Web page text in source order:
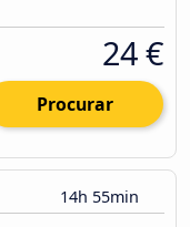
24 €
Procurar
14h 55min